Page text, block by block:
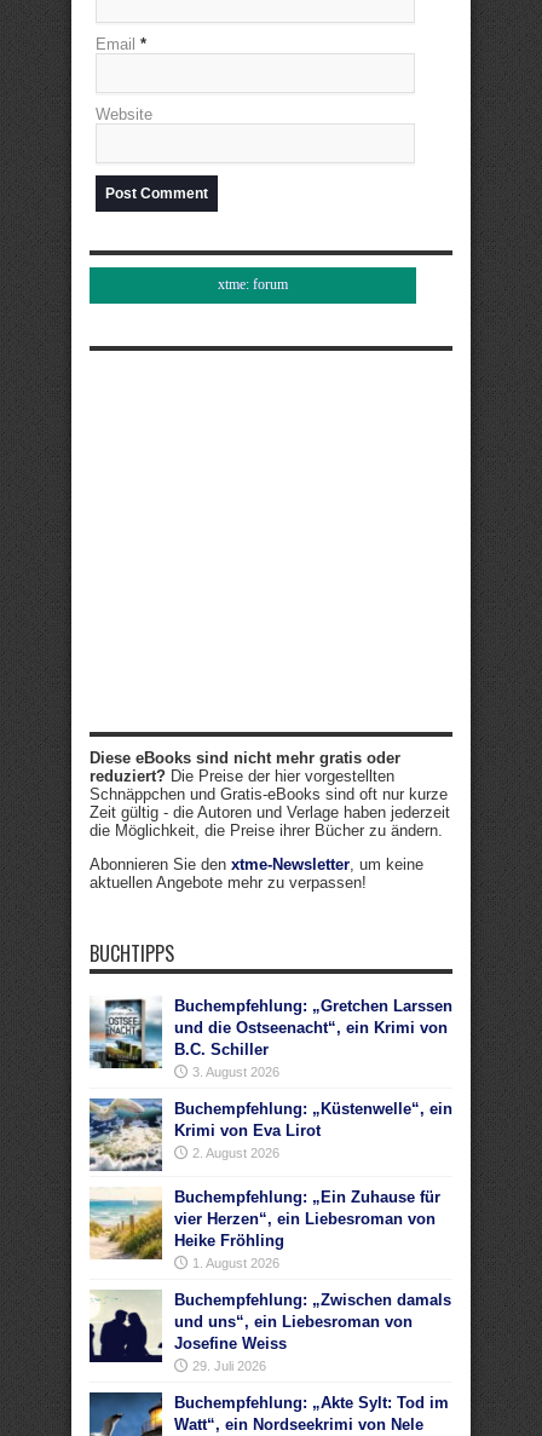
Email *
Website
xtme: forum
Diese eBooks sind nicht mehr gratis oder
reduziert? Die Preise der hier vorgestellten
Schnäppchen und Gratis-eBooks sind oft nur kurze
Zeit gültig - die Autoren und Verlage haben jederzeit
die Möglichkeit, die Preise ihrer Bücher zu ändern.
Abonnieren Sie den xtme-Newsletter, um keine
aktuellen Angebote mehr zu verpassen!
BUCHTIPPS
Buchempfehlung: „Gretchen Larssen
und die Ostseenacht“, ein Krimi von
B.C. Schiller
3. August 2026
Buchempfehlung: „Küstenwelle“, ein
Krimi von Eva Lirot
2. August 2026
Buchempfehlung: „Ein Zuhause für
vier Herzen“, ein Liebesroman von
Heike Fröhling
1. August 2026
Buchempfehlung: „Zwischen damals
und uns“, ein Liebesroman von
Josefine Weiss
29. Juli 2026
Buchempfehlung: „Akte Sylt: Tod im
Watt“, ein Nordseekrimi von Nele